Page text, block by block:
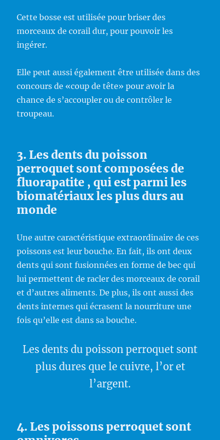
Cette bosse est utilisée pour briser des
morceaux de corail dur, pour pouvoir les
ingérer.
Elle peut aussi également être utilisée dans des
concours de «coup de tête» pour avoir la
chance de s’accoupler ou de contrôler le
troupeau.
3. Les dents du poisson
perroquet sont composées de
fluorapatite , qui est parmi les
biomatériaux les plus durs au
monde
Une autre caractéristique extraordinaire de ces
poissons est leur bouche. En fait, ils ont deux
dents qui sont fusionnées en forme de bec qui
lui permettent de racler des morceaux de corail
et d’autres aliments. De plus, ils ont aussi des
dents internes qui écrasent la nourriture une
fois qu’elle est dans sa bouche.
Les dents du poisson perroquet sont
plus dures que le cuivre, l’or et
l’argent.
4. Les poissons perroquet sont